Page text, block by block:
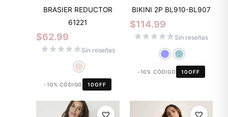
BRASIER REDUCTOR
61221
$62.99
Sin reseñas
-10% CÓDIGO 10OFF
BIKINI 2P BL910-BL907
$114.99
Sin reseñas
-10% CÓDIGO 10OFF